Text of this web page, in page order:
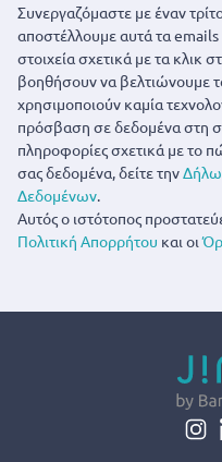
Συνεργαζόμαστε με έναν
αποστέλλουμε αυτά τα emails
στοιχεία σχετικά με τα κλικ
βοηθήσουν να βελτιώνουμε
χρησιμοποιούν καμία
πρόσβαση σε δεδομένα στη
πληροφορίες σχετικά με το
σας δεδομένα, δείτε την
Δεδομένων
Αυτός ο ιστότοπος
Πολιτική Απορρήτου και οι